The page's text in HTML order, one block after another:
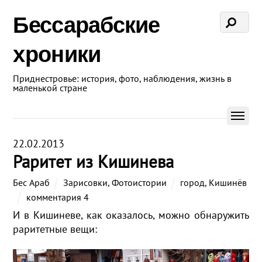
Бессарабские
хроники
Приднестровье: история, фото, наблюдения, жизнь в
маленькой стране
22.02.2013
Раритет из Кишинева
Бес Араб Зарисовки,Фотоистории город, Кишинёв
комментария 4
И в Кишиневе, как оказалось, можно обнаружить
раритетные вещи: